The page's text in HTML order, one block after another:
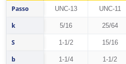
Tabela de dimensões do produto
Passo UNC-13 UNC-11
k 5/16 25/64
S 1-1/2 15/16
b 1-1/4 1-1/2